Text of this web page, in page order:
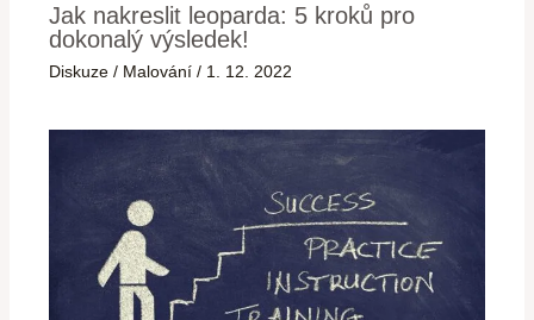
Jak nakreslit leoparda: 5 kroků pro
dokonalý výsledek!
Diskuze / Malování / 1. 12. 2022